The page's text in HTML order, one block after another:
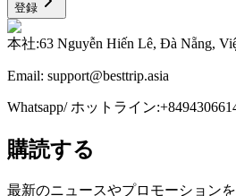
登録
本社:63 Nguyễn Hiến Lê, Đà Nẵng,
Email: support@besttrip.asia
Whatsapp/ ホットライン:
購読する
最新のニュースやプロモーション